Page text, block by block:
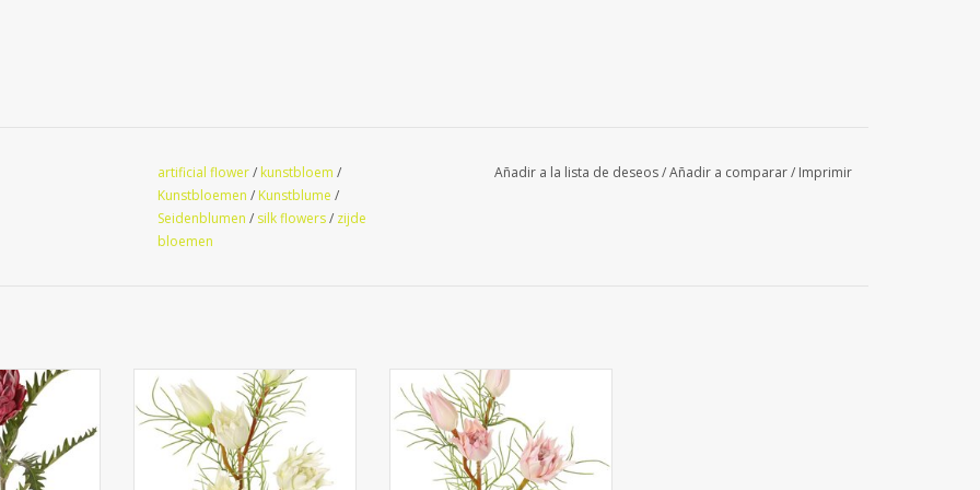
artificial flower/ kunstbloem /
Kunstbloemen / Kunstblume /
Seidenblumen / silk flowers/ zijde
bloemen
Añadir a la lista de deseos/Añadir a comparar/ Imprimir
a. 10 cm, Ø
63 cm
131264WI - Protea pequeña
(barba de azúcar) con 3 flores y
2 capullos y 12 hojas de
plástico, 60 cm
131264LR - Protea pequeña
(barba de azúcar) con 3 flores y
2 capullos y 12 hojas de
plástico, 60 cm